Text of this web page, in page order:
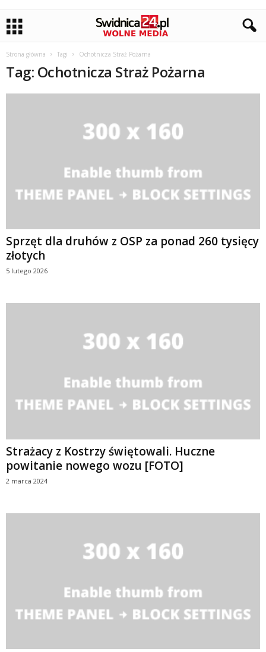
Strona główna Tagi Ochotnicza Straż Pożarna
Tag: Ochotnicza Straż Pożarna
Sprzęt dla druhów z OSP za ponad 260 tysięcy
złotych
5 lutego 2026
Strażacy z Kostrzy świętowali. Huczne
powitanie nowego wozu [FOTO]
2 marca 2024